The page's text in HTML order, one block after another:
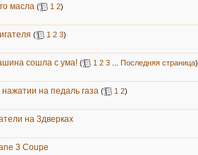
масла ( 1 2)
( 1 2 3)
сошла с ума! ( 1 2 3 Последняя страница)
на педаль газа ( 1 2)
на 3дверках
3 Coupe